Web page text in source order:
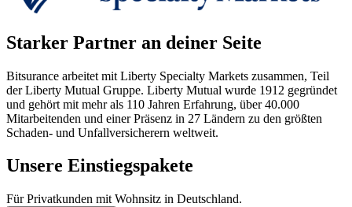
Starker Partner an deiner Seite
Bitsurance arbeitet mit Liberty Specialty Markets zusammen, Teil
der Liberty Mutual Gruppe. Liberty Mutual wurde 1912 gegründet
und gehört mit mehr als 110 Jahren Erfahrung, über 40.000
Mitarbeitenden und einer Präsenz in 27 Ländern zu den größten
Schaden- und Unfallversicherern weltweit.
Unsere Einstiegspakete
Für Privatkunden mit Wohnsitz in Deutschland.